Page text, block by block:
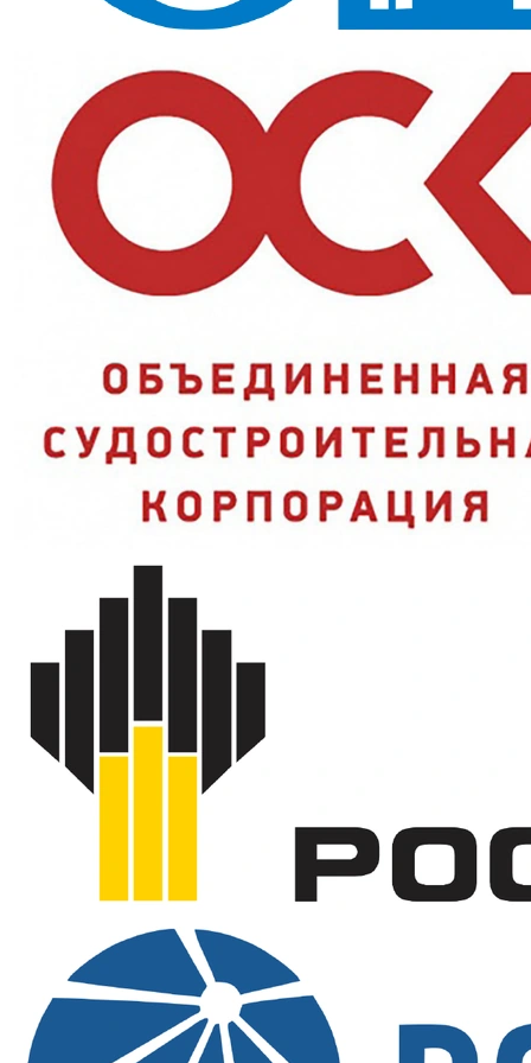
Дорожные работы, строительство рядом с транспортом, объекты
Ключевые преимущества
Широкие светоотражающие полосы 50 мм и сигнальный
оранжевый:
максимальная заметность на объекте;
Водоотталкивающая пропитка: защита от брызг и лёгкого
дождя;
Накладные карманы:инструмент и мелочи под рукой;
Комплект куртка+брюки:проще подобрать размер
отдельно для верха и низа;
Характеристики и стандарты
Модель
Костюм КОСЭ 310-1
Комплектность
пуговицы
Защитные свойства
Особенности модели
Пропитка
водоотталкивающая
Светоотражающие
демисезон, лето
20% хлопок, 80% ПЭ
оранжевый
Артикул
4001649
Вопросы и ответы